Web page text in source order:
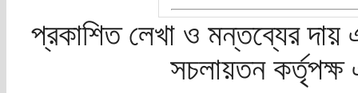
প্রকাশিত লেখা ও মন্তব্যের দায়
সচলায়তন